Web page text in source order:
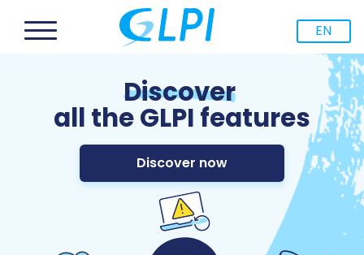
EN
Discover
all the GLPI features
Discover now